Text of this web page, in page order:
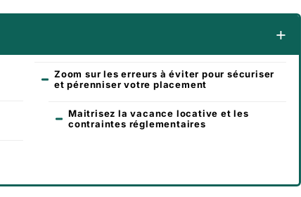
Zoom sur les erreurs à éviter pour sécuriser
et pérenniser votre placement
Maitrisez la vacance locative et les
contraintes réglementaires